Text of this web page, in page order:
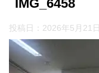
IMG_6458
投稿日： 2026年5月21日